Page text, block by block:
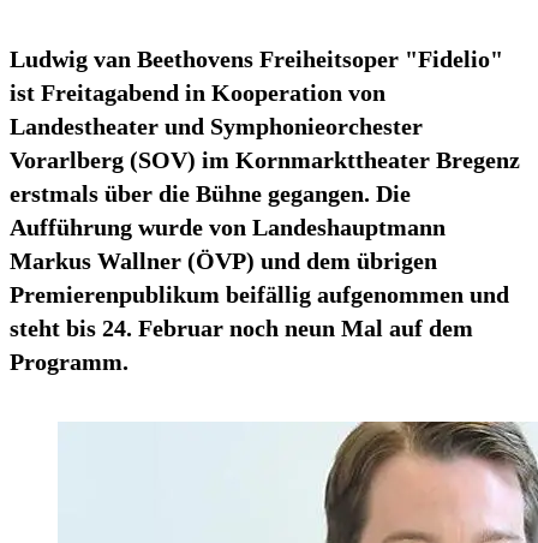
Ludwig van Beethovens Freiheitsoper "Fidelio"
ist Freitagabend in Kooperation von
Landestheater und Symphonieorchester
Vorarlberg (SOV) im Kornmarkttheater Bregenz
erstmals über die Bühne gegangen. Die
Aufführung wurde von Landeshauptmann
Markus Wallner (ÖVP) und dem übrigen
Premierenpublikum beifällig aufgenommen und
steht bis 24. Februar noch neun Mal auf dem
Programm.